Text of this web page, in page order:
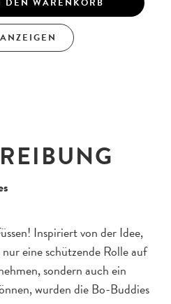
DEN WARENKORB
Inspiriert von der Idee,
eine schützende Rolle auf
sondern auch ein
wurden die Bo-Buddies